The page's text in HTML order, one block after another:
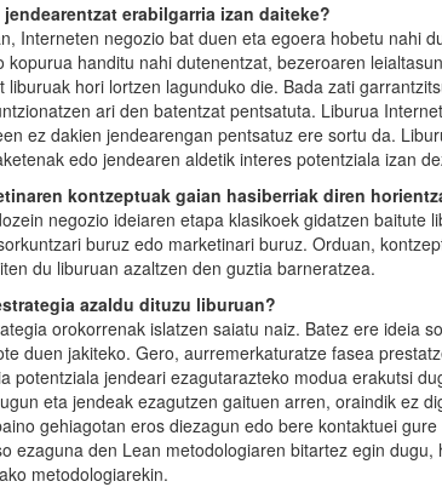
erabilgarria izan daiteke?
Interneten negozio bat duen eta egoera hobetu nahi
kopurua handitu nahi dutenentzat, bezeroaren
liburuak hori lortzen lagunduko die. Bada zati
ari den batentzat pentsatuta. Liburua
ez dakien jendearengan pentsatuz ere sortu da.
edo jendearen aldetik interes potentziala izan
kontzeptuak gaian hasiberriak diren
negozio ideiaren etapa klasikoek gidatzen baitute
buruz edo marketinari buruz. Orduan,
du liburuan azaltzen den guztia barneratzea.
azaldu dituzu liburuan?
orokorrenak islatzen saiatu naiz. Batez ere ideia
duen jakiteko. Gero, aurremerkaturatze fasea
potentziala jendeari ezagutarazteko modua erakutsi
eta jendeak ezagutzen gaituen arren, oraindik ez
gehiagotan eros diezagun edo bere kontaktuei
ezaguna den Lean metodologiaren bitartez egin
metodologiarekin.